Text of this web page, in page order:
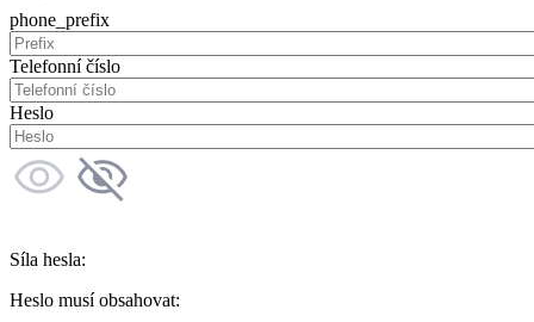
phone_prefix
Telefonní číslo
Heslo
Síla hesla:
Heslo musí obsahovat: